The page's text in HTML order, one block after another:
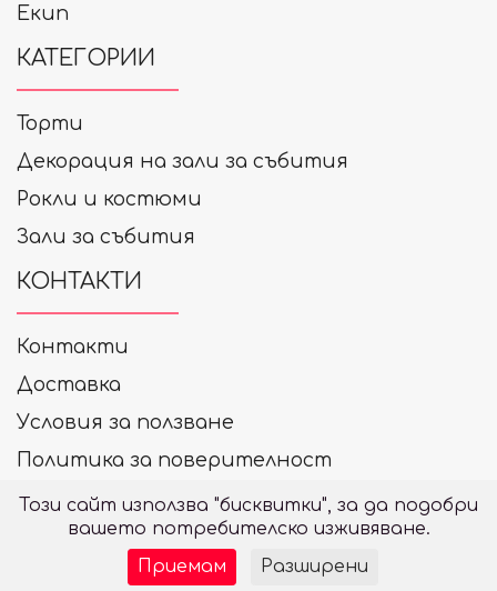
Екип
КАТЕГОРИИ
Торти
Декорация на зали за събития
Рокли и костюми
Зали за събития
КОНТАКТИ
Контакти
Доставка
Условия за ползване
Политика за поверителност
+359 878 33 99 20
© 2026, Powered byWebixty
Този сайт използва "бисквитки", за да подобри
вашето потребителско изживяване.
Приемам
Разширени